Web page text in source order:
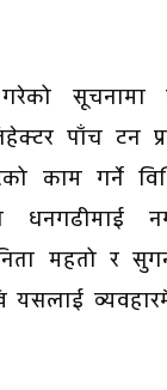
गरेको
पाँच टन
काम गर्ने
धनगढीमाई
महतो र
यसलाई